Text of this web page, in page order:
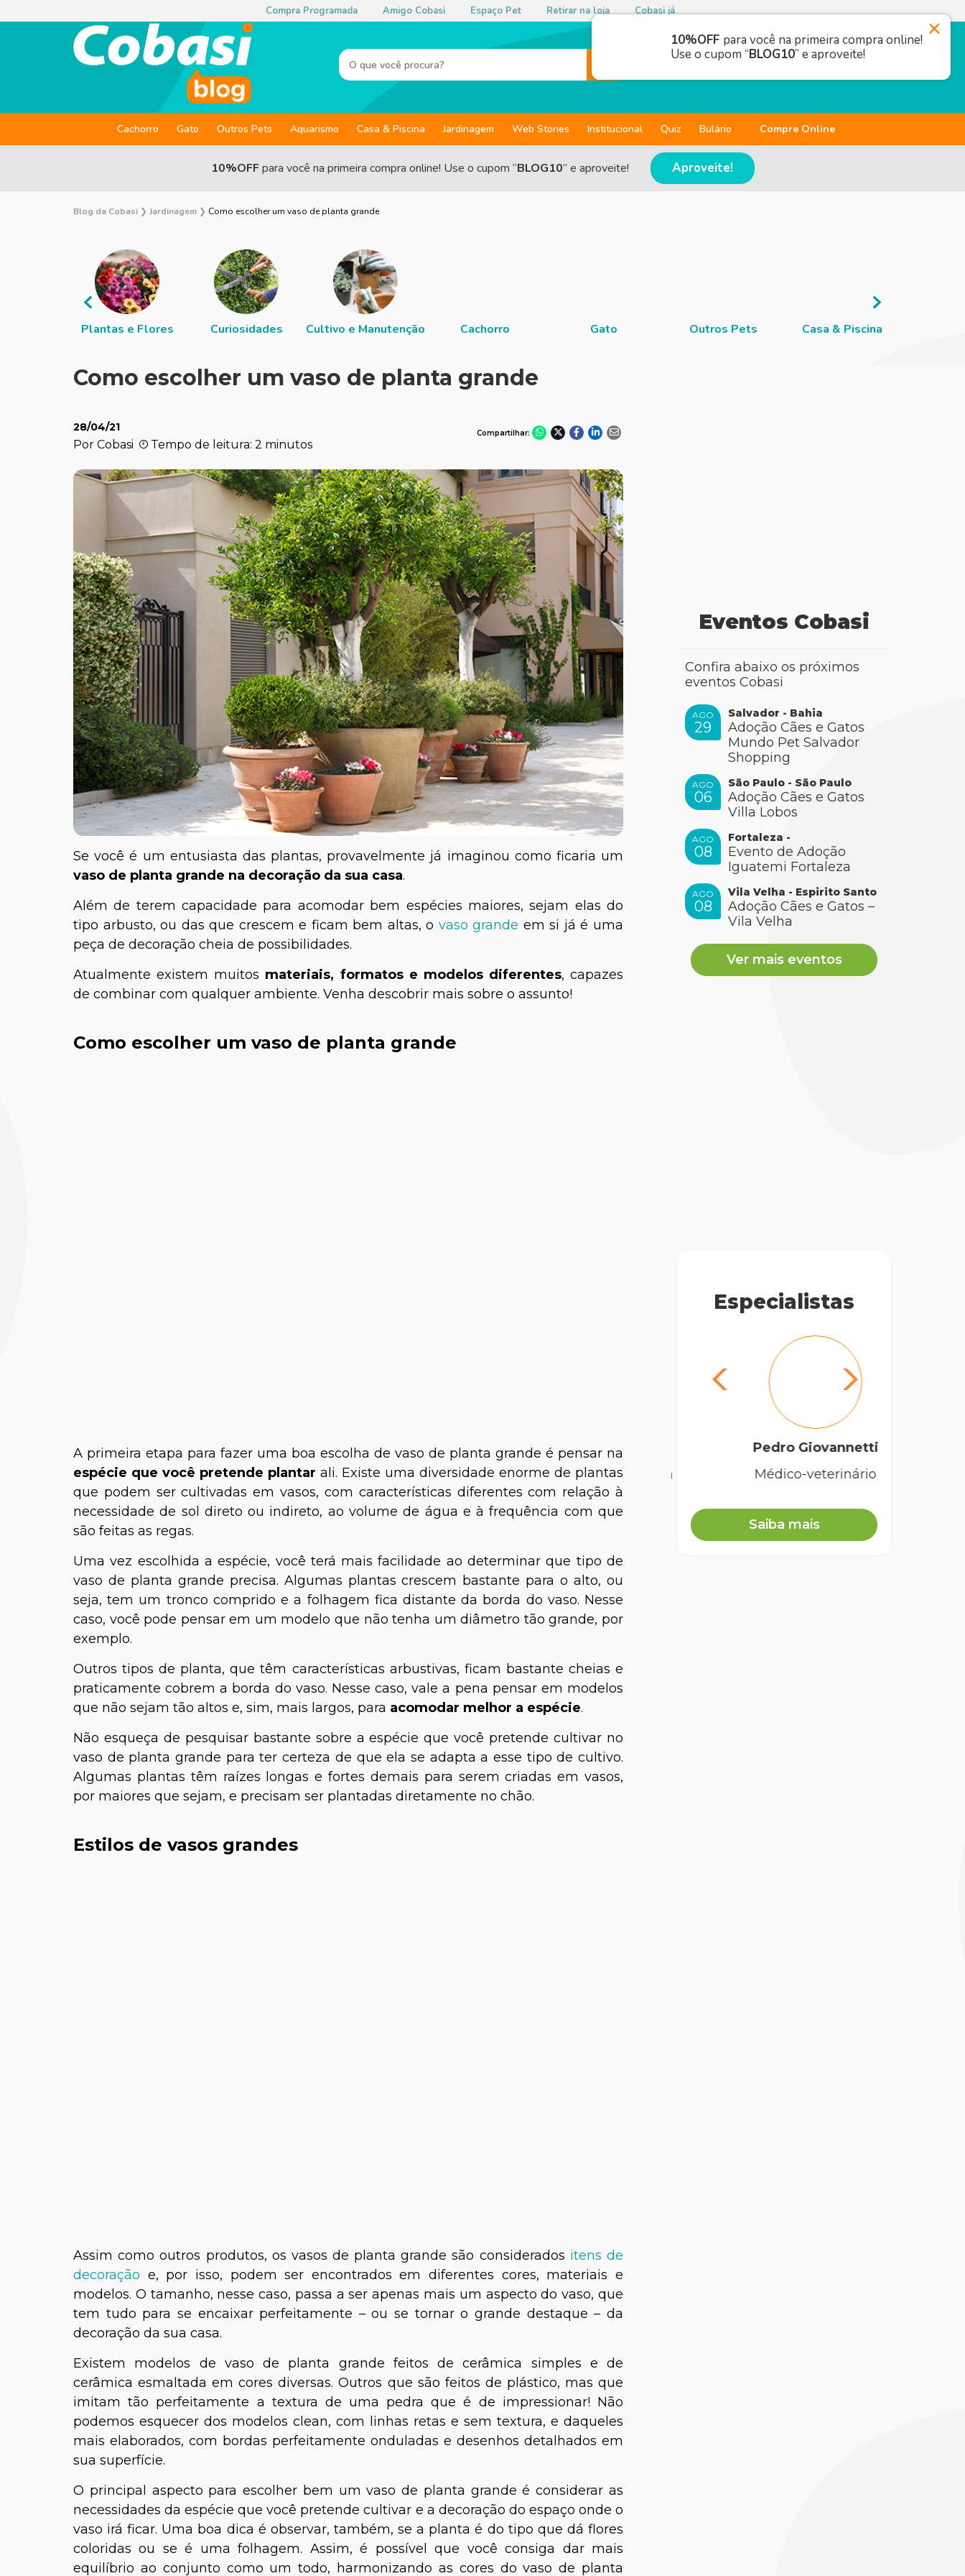
Compra Programada Amigo Cobasi Espaço Pet Retirar na loja Cobasi já
Cachorro Gato Outros Pets Aquarismo Casa & Piscina Jardinagem Web Stories Institucional Quiz Bulário Compre Online
10%OFFpara você na primeira compra online! Use o cupom “BLOG10” e aproveite! Aproveite!
Blog da Cobasi ❯ Jardinagem ❯ Como escolher um vaso de planta grande
Plantas e Flores Curiosidades Cultivo e Manutenção Cachorro Gato Outros Pets Casa & Piscina
Como escolher um vaso de planta grande
28/04/21
Por Cobasi Tempo de leitura: 2 minutos
Compartilhar:
Se você é um entusiasta das plantas, provavelmente já imaginou como ficaria um
vaso de planta grande na decoração da sua casa.
Além de terem capacidade para acomodar bem espécies maiores, sejam elas do
tipo arbusto, ou das que crescem e ficam bem altas, o vaso grande em si já é uma
peça de decoração cheia de possibilidades.
Atualmente existem muitos materiais, formatos e modelos diferentes, capazes
de combinar com qualquer ambiente. Venha descobrir mais sobre o assunto!
Como escolher um vaso de planta grande
A primeira etapa para fazer uma boa escolha de vaso de planta grande é pensar na
espécie que você pretende plantar ali. Existe uma diversidade enorme de plantas
que podem ser cultivadas em vasos, com características diferentes com relação à
necessidade de sol direto ou indireto, ao volume de água e à frequência com que
são feitas as regas.
Uma vez escolhida a espécie, você terá mais facilidade ao determinar que tipo de
vaso de planta grande precisa. Algumas plantas crescem bastante para o alto, ou
seja, tem um tronco comprido e a folhagem fica distante da borda do vaso. Nesse
caso, você pode pensar em um modelo que não tenha um diâmetro tão grande, por
exemplo.
Outros tipos de planta, que têm características arbustivas, ficam bastante cheias e
praticamente cobrem a borda do vaso. Nesse caso, vale a pena pensar em modelos
que não sejam tão altos e, sim, mais largos, para acomodar melhor a espécie.
Não esqueça de pesquisar bastante sobre a espécie que você pretende cultivar no
vaso de planta grande para ter certeza de que ela se adapta a esse tipo de cultivo.
Algumas plantas têm raízes longas e fortes demais para serem criadas em vasos,
por maiores que sejam, e precisam ser plantadas diretamente no chão.
Estilos de vasos grandes
Assim como outros produtos, os vasos de planta grande são considerados itens de
decoração e, por isso, podem ser encontrados em diferentes cores, materiais e
modelos. O tamanho, nesse caso, passa a ser apenas mais um aspecto do vaso, que
tem tudo para se encaixar perfeitamente – ou se tornar o grande destaque – da
decoração da sua casa.
Existem modelos de vaso de planta grande feitos de cerâmica simples e de
cerâmica esmaltada em cores diversas. Outros que são feitos de plástico, mas que
imitam tão perfeitamente a textura de uma pedra que é de impressionar! Não
podemos esquecer dos modelos clean, com linhas retas e sem textura, e daqueles
mais elaborados, com bordas perfeitamente onduladas e desenhos detalhados em
sua superfície.
O principal aspecto para escolher bem um vaso de planta grande é considerar as
necessidades da espécie que você pretende cultivar e a decoração do espaço onde o
vaso irá ficar. Uma boa dica é observar, também, se a planta é do tipo que dá flores
coloridas ou se é uma folhagem. Assim, é possível que você consiga dar mais
equilíbrio ao conjunto como um todo, harmonizando as cores do vaso de planta
Eventos Cobasi
Confira abaixo os próximos
eventos Cobasi
AGO
29
Salvador - Bahia
Adoção Cães e Gatos
Mundo Pet Salvador
Shopping
AGO
06
São Paulo - São Paulo
Adoção Cães e Gatos
Villa Lobos
AGO
08
Fortaleza -
Evento de Adoção
Iguatemi Fortaleza
AGO
08
Vila Velha - Espirito Santo
Adoção Cães e Gatos –
Vila Velha
Ver mais eventos
Especialistas
Rayane Henriques
Bióloga e Especialista em
Aves e Mamíferos
Pedro Giovannetti
Médico-veterinário
Saiba mais
10%OFF para você na primeira compra online!
Use o cupom “BLOG10” e aproveite!